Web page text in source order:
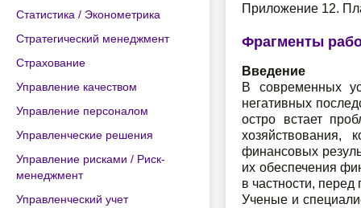
Статистика / Эконометрика
Стратегический менеджмент
Страхование
Управление качеством
Управление персоналом
Управленческие решения
Управление рисками / Риск-
менеджмент
Управленческий учет
Приложение 12.
Фрагменты
Введение
В современных
негативных
остро встает
хозяйствования,
финансовых
их обеспечения
в частности, перед
Ученые и